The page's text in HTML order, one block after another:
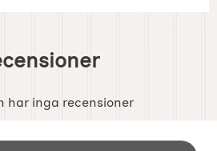
har inga recensioner
info och länkar